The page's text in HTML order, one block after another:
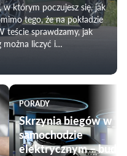
którym poczujesz się, jak
tego, że na pokładzie
teście sprawdzamy, jak
można liczyć i
towarzyszące
PORADY
Skrzynia biegów w
samochodzie
elektrycznym –